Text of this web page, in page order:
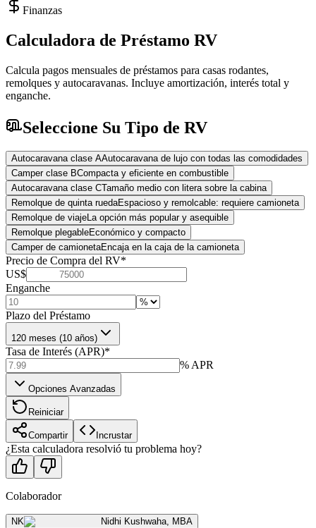
Finanzas
Calculadora de Préstamo RV
Calcula pagos mensuales de préstamos para casas rodantes,
remolques y autocaravanas. Incluye amortización, interés total y
enganche.
Seleccione Su Tipo de RV
Autocaravana clase AAutocaravana de lujo con todas las comodidades
Camper clase BCompacta y eficiente en combustible
Autocaravana clase CTamaño medio con litera sobre la cabina
Remolque de quinta ruedaEspacioso y remolcable: requiere camioneta
Remolque de viajeLa opción más popular y asequible
Remolque plegableEconómico y compacto
Camper de camionetaEncaja en la caja de la camioneta
Precio de Compra del RV*
US$
Enganche
Plazo del Préstamo
120 meses (10 años)
Tasa de Interés (APR)*
% APR
Opciones Avanzadas
Reiniciar
Compartir Incrustar
¿Esta calculadora resolvió tu problema hoy?
Colaborador
NK Nidhi Kushwaha, MBA